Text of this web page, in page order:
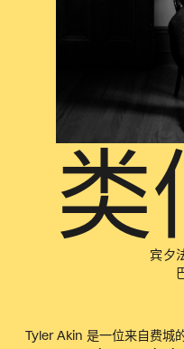
类
宾夕
Tyler Akin 是一位来自费城